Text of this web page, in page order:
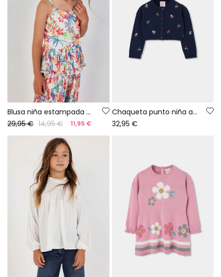
Blusa niña estampada hoja
29,95 € 14,95 € 11,95 €
Chaqueta punto niña azul marino bordado flores
32,95 €